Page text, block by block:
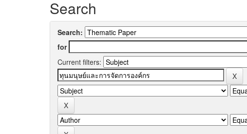
Search
Search:
for
Current filters: